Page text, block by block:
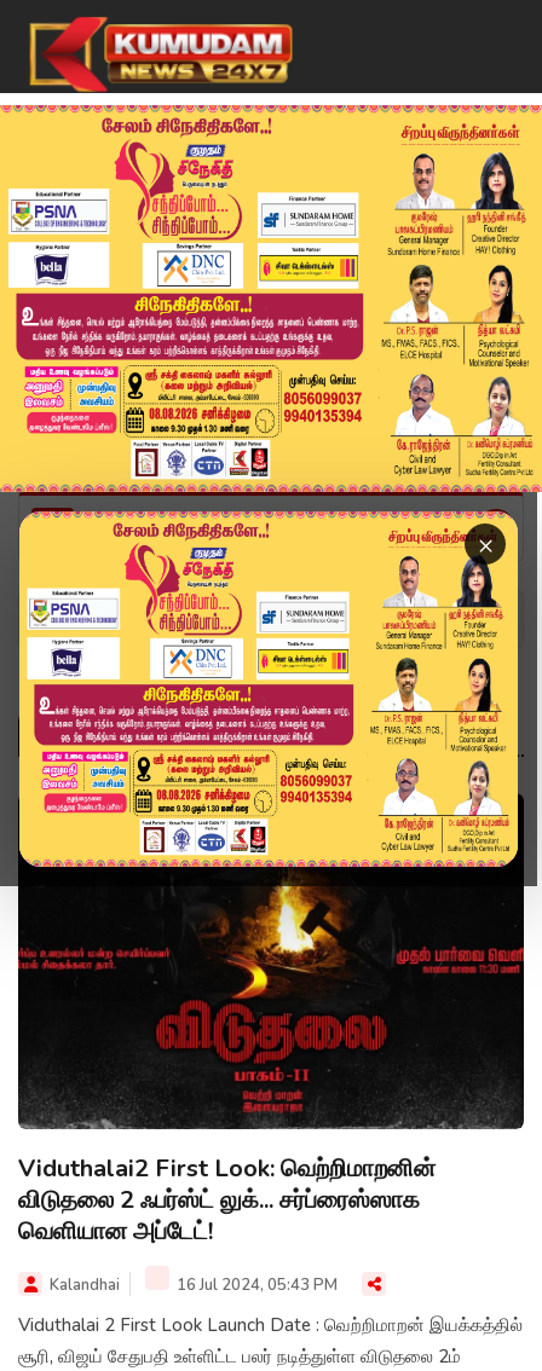
×
Home சினிமா
சினிமா
Viduthalai2 First Look: வெற்றிமாறனின்
விடுதலை 2 ஃபர்ஸ்ட் லுக்... சர்ப்ரைஸ்ஸாக
வெளியான அப்டேட்!
Kalandhai 16 Jul 2024, 05:43 PM
Viduthalai 2 First Look Launch Date : வெற்றிமாறன் இயக்கத்தில்
சூரி, விஜய் சேதுபதி உள்ளிட்ட பலர் நடித்துள்ள விடுதலை 2ம்